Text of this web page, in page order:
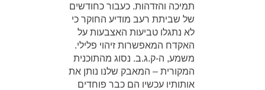
תמיכה והזדהות. כעבור כחודשים
של שביתת רעב מודיע החוקר כי
לא נתגלו טביעות האצבעות על
האקדח המאפשרות זיהוי פלילי.
משמע, ה-ק.ג.ב. נסוג מהתוכנית
המקורית – המאבק שלנו נותן את
אותותיו עכשיו הם כבר פוחדים